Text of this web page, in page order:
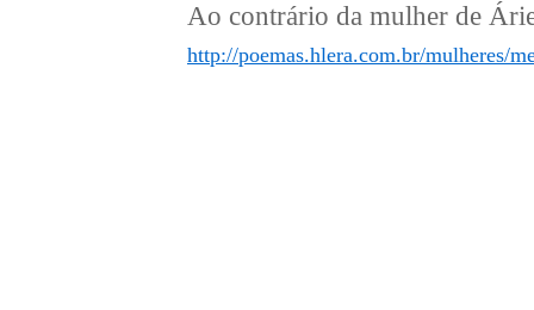
Ao contrário da mulher de
http://poemas.hlera.com.br/mulheres/